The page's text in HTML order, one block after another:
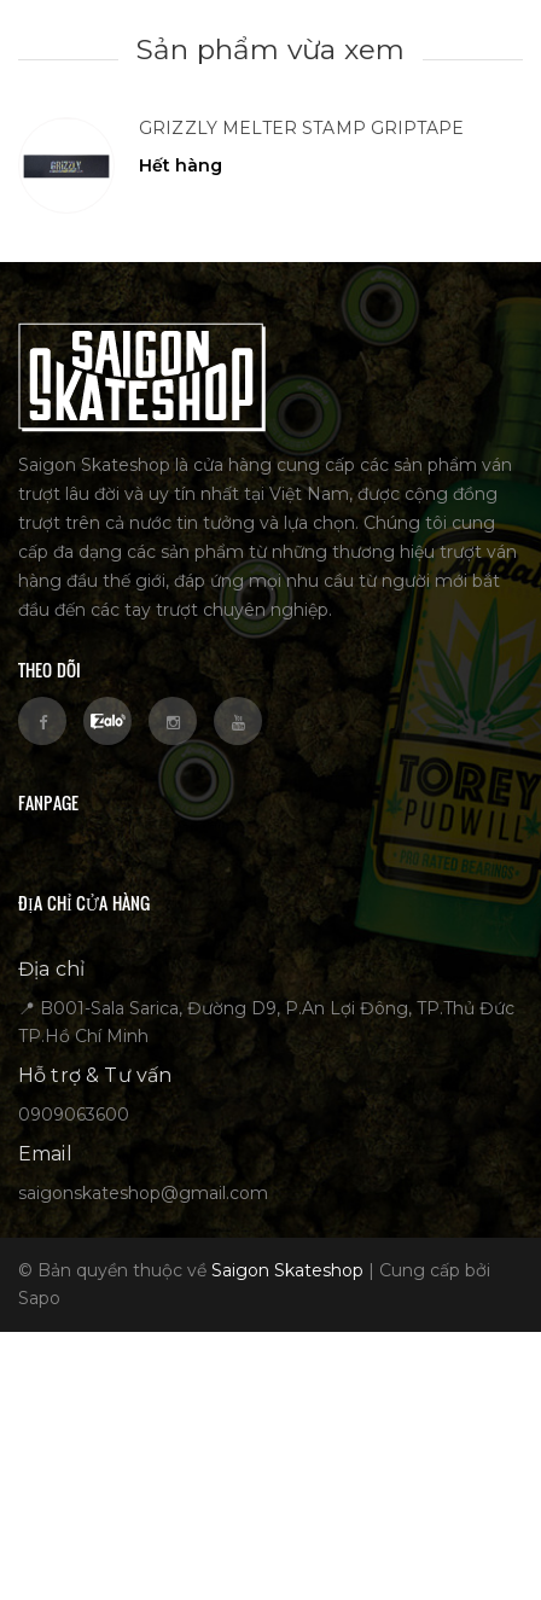
Sản phẩm vừa xem
GRIZZLY MELTER STAMP GRIPTAPE
Hết hàng
Saigon Skateshop là cửa hàng cung cấp các sản phẩm ván
trượt lâu đời và uy tín nhất tại Việt Nam, được cộng đồng
trượt trên cả nước tin tưởng và lựa chọn. Chúng tôi cung
cấp đa dạng các sản phẩm từ những thương hiệu trượt ván
hàng đầu thế giới, đáp ứng mọi nhu cầu từ người mới bắt
đầu đến các tay trượt chuyên nghiệp.
THEO DÕI
FANPAGE
ĐỊA CHỈ CỬA HÀNG
Địa chỉ
📍 B001-Sala Sarica, Đường D9, P.An Lợi Đông, TP.Thủ Đức
TP.Hồ Chí Minh
Hỗ trợ & Tư vấn
0909063600
Email
saigonskateshop@gmail.com
© Bản quyền thuộc về Saigon Skateshop | Cung cấp bởi
Sapo